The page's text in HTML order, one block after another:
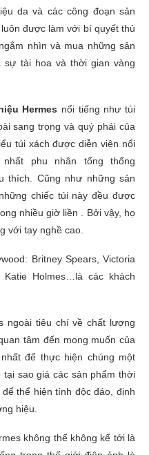
da và các công đoạn sản
được làm với bí quyết thủ
nhìn và mua những sản
sự tài hoa và thời gian vàng
Hermes nổi tiếng như túi
sang trọng và quý phái của
túi xách được diễn viên nổi
phu nhân tổng thống
thích. Cũng như những sản
chiếc túi này đều được
nhiều giờ liền . Bởi vậy, họ
với tay nghề cao.
Britney Spears, Victoria
Katie Holmes…là các khách
ngoài tiêu chí về chất lượng
tâm đến mong muốn của
để thực hiện chúng một
sao giá các sản phẩm thời
thể hiện tính độc đáo, định
hiệu.
không thể không kể tới là